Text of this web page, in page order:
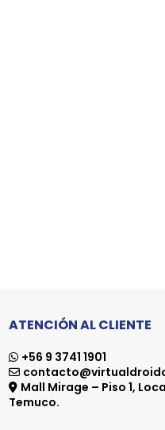
ATENCIÓN AL CLIENTE
+56 9 3741 1901
Mall Mirage – Piso 1,
Temuco.